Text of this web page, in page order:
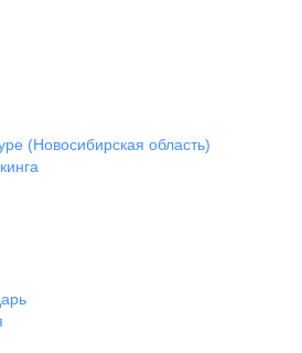
(Новосибирская область)